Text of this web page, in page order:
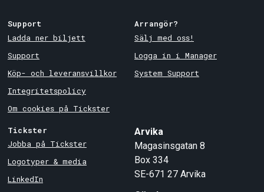
Support
Ladda ner biljett
Support
Köp- och leveransvillkor
Integritetspolicy
Om cookies på Tickster
Arrangör?
Sälj med oss!
Logga in i Manager
System Support
Tickster
Jobba på Tickster
Logotyper & media
LinkedIn
Arvika
Magasinsgatan 8
Box 334
SE-671 27 Arvika